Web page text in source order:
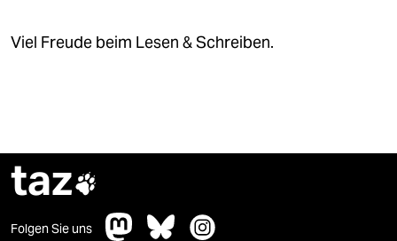
Viel Freude beim Lesen & Schreiben.
taz
Folgen Sie uns